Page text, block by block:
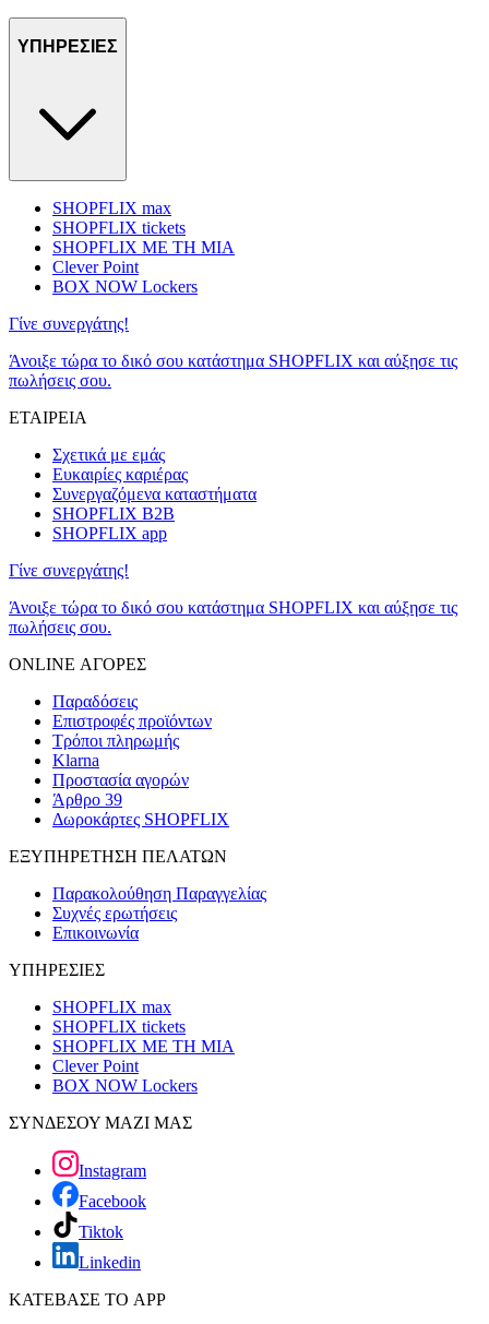
ΥΠΗΡΕΣΙΕΣ
SHOPFLIX max
SHOPFLIX tickets
SHOPFLIX ΜΕ ΤΗ ΜΙΑ
Clever Point
BOX NOW Lockers
Γίνε συνεργάτης!
Άνοιξε τώρα το δικό σου κατάστημα SHOPFLIX και αύξησε τις
πωλήσεις σου.
ΕΤΑΙΡΕΙΑ
Σχετικά με εμάς
Ευκαιρίες καριέρας
Συνεργαζόμενα καταστήματα
SHOPFLIX B2B
SHOPFLIX app
Γίνε συνεργάτης!
Άνοιξε τώρα το δικό σου κατάστημα SHOPFLIX και αύξησε τις
πωλήσεις σου.
ONLINE ΑΓΟΡΕΣ
Παραδόσεις
Επιστροφές προϊόντων
Τρόποι πληρωμής
Klarna
Προστασία αγορών
Άρθρο 39
Δωροκάρτες SHOPFLIX
ΕΞΥΠΗΡΕΤΗΣΗ ΠΕΛΑΤΩΝ
Παρακολούθηση Παραγγελίας
Συχνές ερωτήσεις
Επικοινωνία
ΥΠΗΡΕΣΙΕΣ
SHOPFLIX max
SHOPFLIX tickets
SHOPFLIX ΜΕ ΤΗ ΜΙΑ
Clever Point
BOX NOW Lockers
ΣΥΝΔΕΣΟΥ ΜΑΖΙ ΜΑΣ
Instagram
Facebook
Tiktok
Linkedin
ΚΑΤΕΒΑΣΕ ΤΟ APP